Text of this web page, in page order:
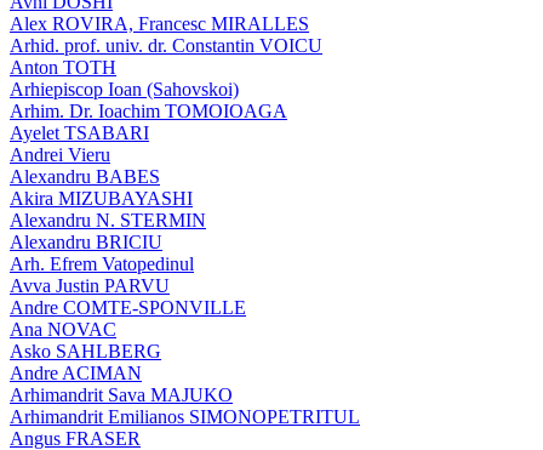
Alex ROVIRA, Francesc MIRALLES
Arhid. prof. univ. dr. Constantin VOICU
Anton TOTH
Arhiepiscop Ioan (Sahovskoi)
Arhim. Dr. Ioachim TOMOIOAGA
Ayelet TSABARI
Andrei Vieru
Alexandru BABES
Akira MIZUBAYASHI
Alexandru N. STERMIN
Alexandru BRICIU
Arh. Efrem Vatopedinul
Avva Justin PARVU
Andre COMTE-SPONVILLE
Ana NOVAC
Asko SAHLBERG
Andre ACIMAN
Arhimandrit Sava MAJUKO
Arhimandrit Emilianos SIMONOPETRITUL
Angus FRASER